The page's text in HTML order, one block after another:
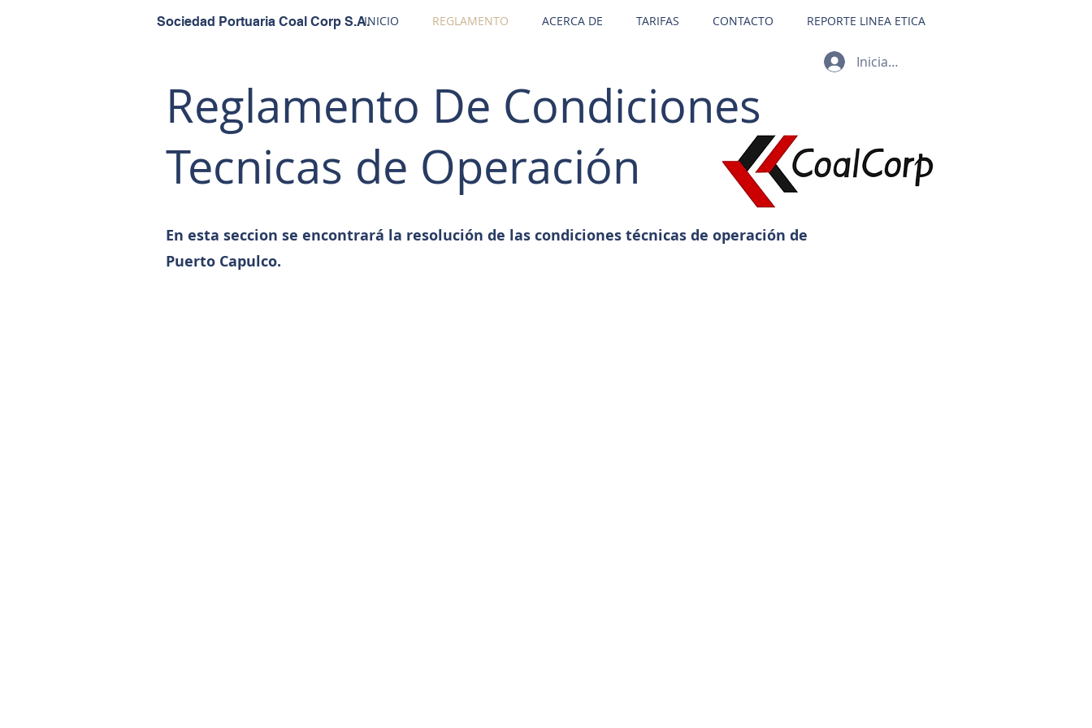
Sociedad Portuaria Coal Corp S.A.INICIO REGLAMENTO ACERCA DE TARIFAS CONTACTO REPORTE LINEA ETICA
Iniciar sesión
Reglamento De Condiciones
Tecnicas de Operación
En esta seccion se encontrará la resolución de las condiciones técnicas de operación de
Puerto Capulco.